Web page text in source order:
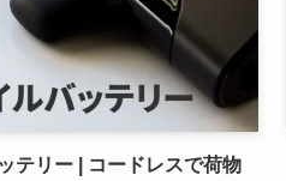
テリー | コードレスで荷物